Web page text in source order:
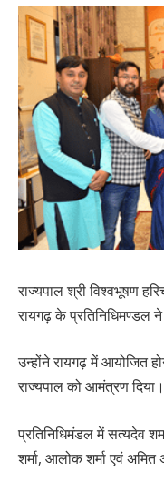
राज्यपाल श्री विश्वभूषण
रायगढ़ के प्रतिनिधिमण्डल
उन्होंने रायगढ़ में आयोजित
राज्यपाल को आमंत्रण दिया।
प्रतिनिधिमंडल में सत्यदेव
शर्मा, आलोक शर्मा एवं